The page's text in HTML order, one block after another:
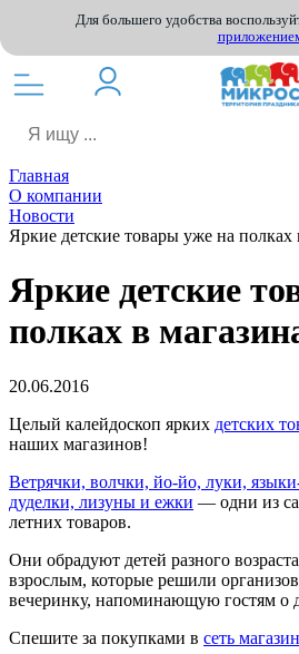
Для большего удобства
Главная
О компании
Новости
Яркие детские товары уже на
Яркие детские
полках в
20.06.2016
Целый калейдоскоп ярких детских
наших магазинов!
Ветрячки, волчки, йо-йо, луки,
дуделки, лизуны и ежки — одни из
летних товаров.
Они обрадуют детей разного
взрослым, которые решили
вечеринку, напоминающую гостям о
Спешите за покупками в сеть